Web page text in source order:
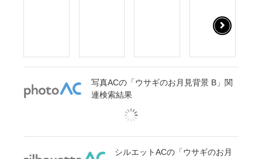
写真ACの「ウサギのお月見背景 B」関
連検索結果
シルエットACの「ウサギのお月